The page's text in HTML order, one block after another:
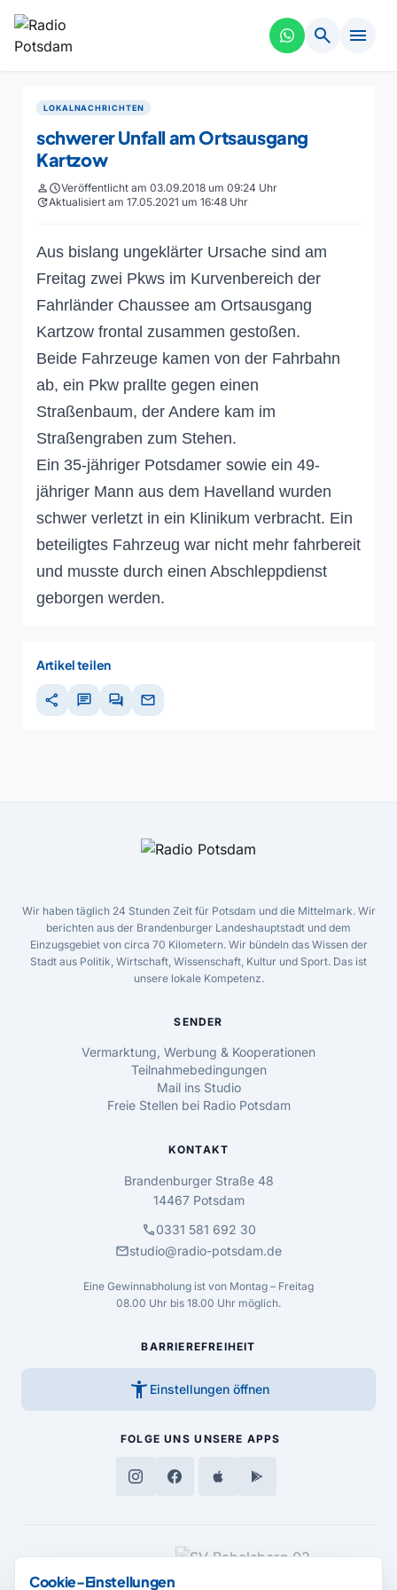
search menu
LOKALNACHRICHTEN
schwerer Unfall am Ortsausgang
Kartzow
personscheduleVeröffentlicht am 03.09.2018 um 09:24 Uhr
updateAktualisiert am 17.05.2021 um 16:48 Uhr
Aus bislang ungeklärter Ursache sind am
Freitag zwei Pkws im Kurvenbereich der
Fahrländer Chaussee am Ortsausgang
Kartzow frontal zusammen gestoßen.
Beide Fahrzeuge kamen von der Fahrbahn
ab, ein Pkw prallte gegen einen
Straßenbaum, der Andere kam im
Straßengraben zum Stehen.
Ein 35-jähriger Potsdamer sowie ein 49-
jähriger Mann aus dem Havelland wurden
schwer verletzt in ein Klinikum verbracht. Ein
beteiligtes Fahrzeug war nicht mehr fahrbereit
und musste durch einen Abschleppdienst
geborgen werden.
Artikel teilen
share chat forum mail
Wir haben täglich 24 Stunden Zeit für Potsdam und die Mittelmark. Wir
berichten aus der Brandenburger Landeshauptstadt und dem
Einzugsgebiet von circa 70 Kilometern. Wir bündeln das Wissen der
Stadt aus Politik, Wirtschaft, Wissenschaft, Kultur und Sport. Das ist
unsere lokale Kompetenz.
SENDER
Vermarktung, Werbung & Kooperationen
Teilnahmebedingungen
Mail ins Studio
Freie Stellen bei Radio Potsdam
KONTAKT
Brandenburger Straße 48
14467 Potsdam
call0331 581 692 30
mailstudio@radio-potsdam.de
Eine Gewinnabholung ist von Montag – Freitag
08.00 Uhr bis 18.00 Uhr möglich.
BARRIEREFREIHEIT
accessibility_new Einstellungen öffnen
FOLGE UNS UNSERE APPS
MEDIENPARTNER
Cookie-Einstellungen